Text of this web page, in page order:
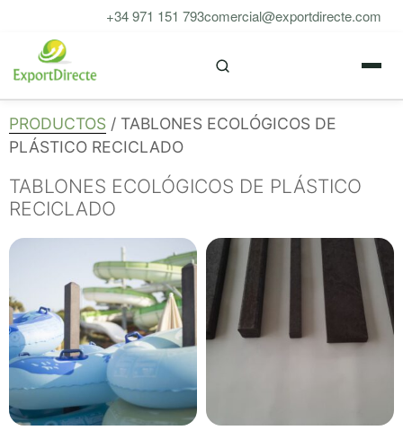
contenido
+34 971 151 793comercial@exportdirecte.com
PRODUCTOS / TABLONES ECOLÓGICOS DE
PLÁSTICO RECICLADO
TABLONES ECOLÓGICOS DE PLÁSTICO
RECICLADO